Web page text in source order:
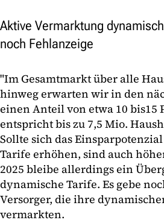
Aktive Vermarktung
noch Fehlanzeige
"Im Gesamtmarkt über alle
hinweg erwarten wir in den
einen Anteil von etwa 10 bis15
entspricht bis zu 7,5 Mio.
Sollte sich das
Tarife erhöhen, sind auch
2025 bleibe allerdings ein
dynamische Tarife. Es gebe
Versorger, die ihre
vermarkten.